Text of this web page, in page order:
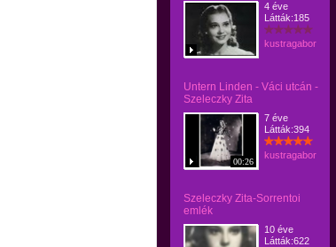
4 éve
Látták:185
kustragabor
Untern Linden - Váci utcán -
Szeleczky Zita
00:26
7 éve
Látták:394
kustragabor
Szeleczky Zita-Sorrentoi
emlék
10 éve
Látták:622